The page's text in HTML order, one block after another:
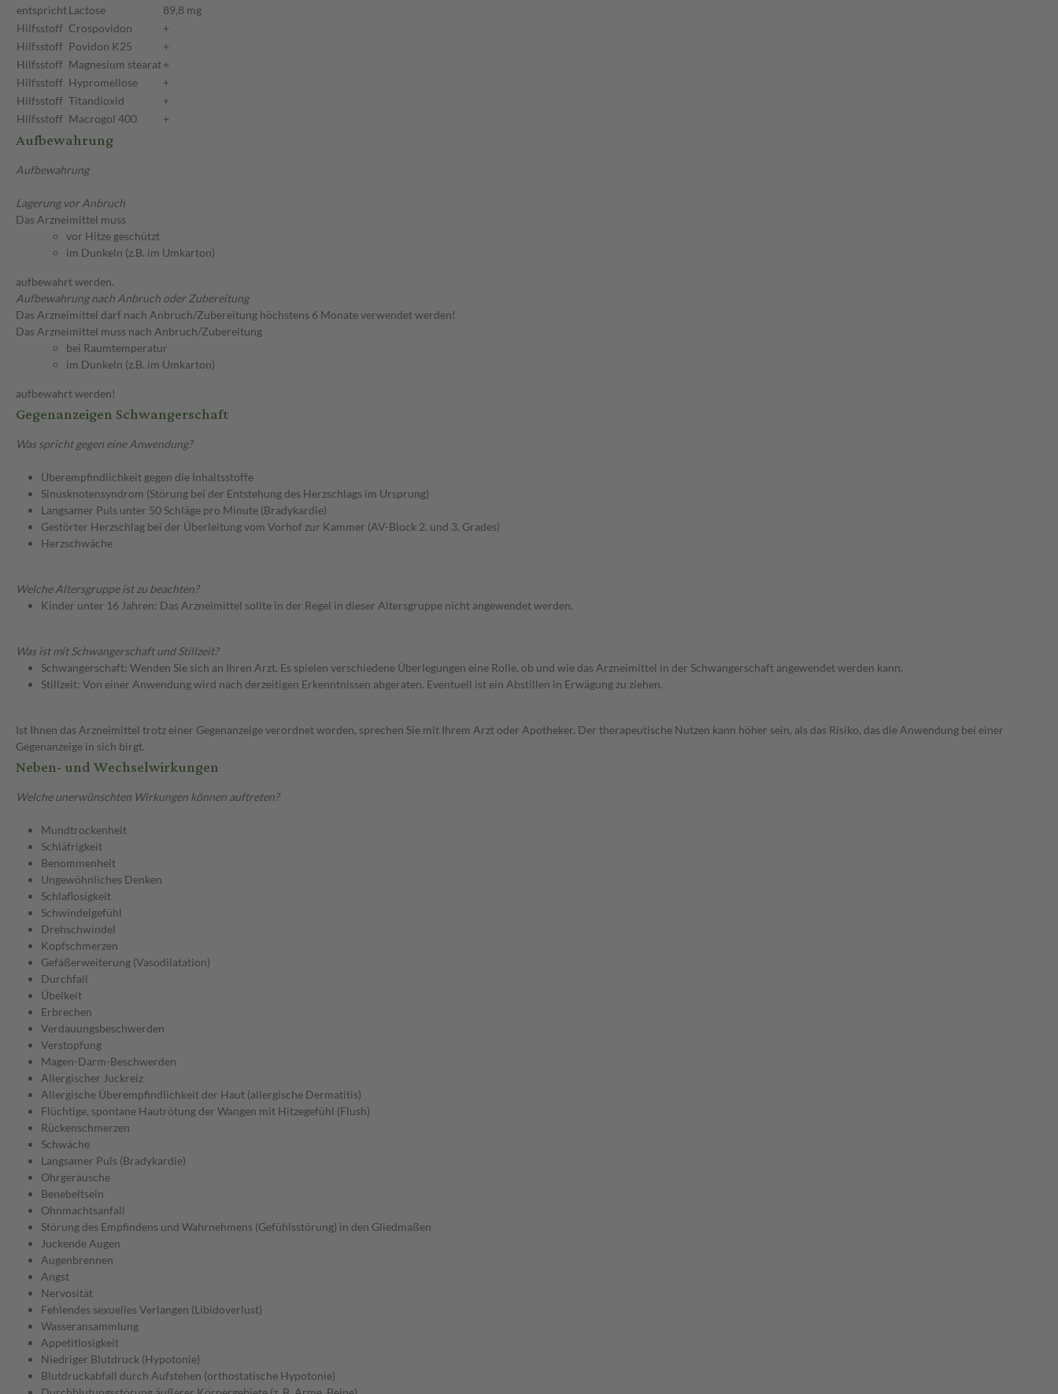
entsprichtLactose
89,8 mg
Hilfsstoff Crospovidon
+
Hilfsstoff Povidon K25
+
Hilfsstoff Magnesium stearat+
Hilfsstoff Hypromellose
+
Hilfsstoff Titandioxid
+
Hilfsstoff Macrogol 400 +
Aufbewahrung
Aufbewahrung
Lagerung vor Anbruch
Das Arzneimittel muss
vor Hitze geschützt
im Dunkeln (z.B. im Umkarton)
aufbewahrt werden.
Aufbewahrung nach Anbruch oder Zubereitung
Das Arzneimittel darf nach Anbruch/Zubereitung höchstens 6 Monate verwendet werden!
Das Arzneimittel muss nach Anbruch/Zubereitung
bei Raumtemperatur
im Dunkeln (z.B. im Umkarton)
aufbewahrt werden!
Gegenanzeigen Schwangerschaft
Was spricht gegen eine Anwendung?
Überempfindlichkeit gegen die Inhaltsstoffe
Sinusknotensyndrom (Störung bei der Entstehung des Herzschlags im Ursprung)
Langsamer Puls unter 50 Schläge pro Minute (Bradykardie)
Gestörter Herzschlag bei der Überleitung vom Vorhof zur Kammer (AV-Block 2. und 3. Grades)
Herzschwäche
Welche Altersgruppe ist zu beachten?
Kinder unter 16 Jahren: Das Arzneimittel sollte in der Regel in dieser Altersgruppe nicht angewendet werden.
Was ist mit Schwangerschaft und Stillzeit?
Schwangerschaft: Wenden Sie sich an Ihren Arzt. Es spielen verschiedene Überlegungen eine Rolle, ob und wie das Arzneimittel in der Schwangerschaft angewendet werden kann.
Stillzeit: Von einer Anwendung wird nach derzeitigen Erkenntnissen abgeraten. Eventuell ist ein Abstillen in Erwägung zu ziehen.
Ist Ihnen das Arzneimittel trotz einer Gegenanzeige verordnet worden, sprechen Sie mit Ihrem Arzt oder Apotheker. Der therapeutische Nutzen kann höher sein, als das Risiko, das die Anwendung bei einer
Gegenanzeige in sich birgt.
Neben- und Wechselwirkungen
Welche unerwünschten Wirkungen können auftreten?
Mundtrockenheit
Schläfrigkeit
Benommenheit
Ungewöhnliches Denken
Schlaflosigkeit
Schwindelgefühl
Drehschwindel
Kopfschmerzen
Gefäßerweiterung (Vasodilatation)
Durchfall
Übelkeit
Erbrechen
Verdauungsbeschwerden
Verstopfung
Magen-Darm-Beschwerden
Allergischer Juckreiz
Allergische Überempfindlichkeit der Haut (allergische Dermatitis)
Flüchtige, spontane Hautrötung der Wangen mit Hitzegefühl (Flush)
Rückenschmerzen
Schwäche
Langsamer Puls (Bradykardie)
Ohrgeräusche
Benebeltsein
Ohnmachtsanfall
Störung des Empfindens und Wahrnehmens (Gefühlsstörung) in den Gliedmaßen
Juckende Augen
Augenbrennen
Angst
Nervosität
Fehlendes sexuelles Verlangen (Libidoverlust)
Wasseransammlung
Appetitlosigkeit
Niedriger Blutdruck (Hypotonie)
Blutdruckabfall durch Aufstehen (orthostatische Hypotonie)